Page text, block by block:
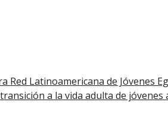
Red Latinoamericana de Jóvenes
a la vida adulta de